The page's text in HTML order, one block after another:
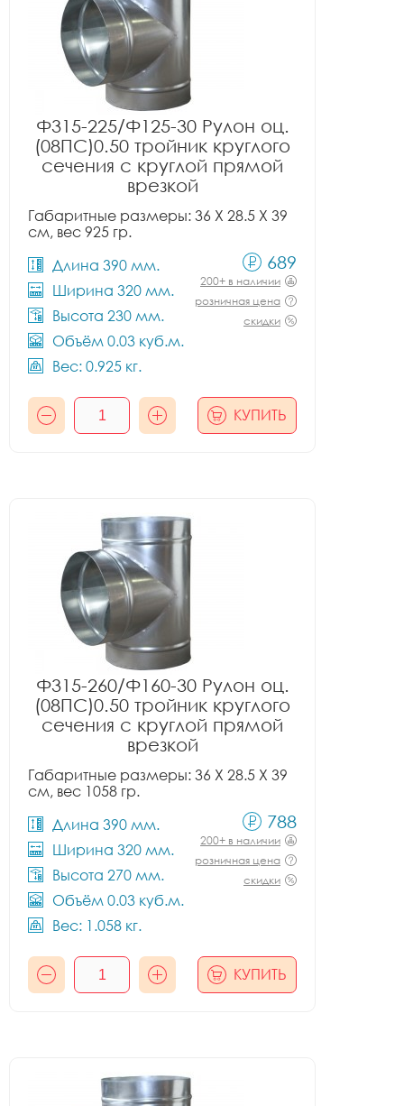
Ф315-225/Ф125-30 Рулон оц.
(08ПС)0.50 тройник круглого
сечения с круглой прямой
врезкой
Габаритные размеры: 36 X 28.5 X 39
см, вес 925 гр.
Длина 390 мм.
Ширина 320 мм.
Высота 230 мм.
Объём 0.03 куб.м.
Вес: 0.925 кг.
689
200+ в наличии
розничная цена
скидки
КУПИТЬ
Ф315-260/Ф160-30 Рулон оц.
(08ПС)0.50 тройник круглого
сечения с круглой прямой
врезкой
Габаритные размеры: 36 X 28.5 X 39
см, вес 1058 гр.
Длина 390 мм.
Ширина 320 мм.
Высота 270 мм.
Объём 0.03 куб.м.
Вес: 1.058 кг.
788
200+ в наличии
розничная цена
скидки
КУПИТЬ